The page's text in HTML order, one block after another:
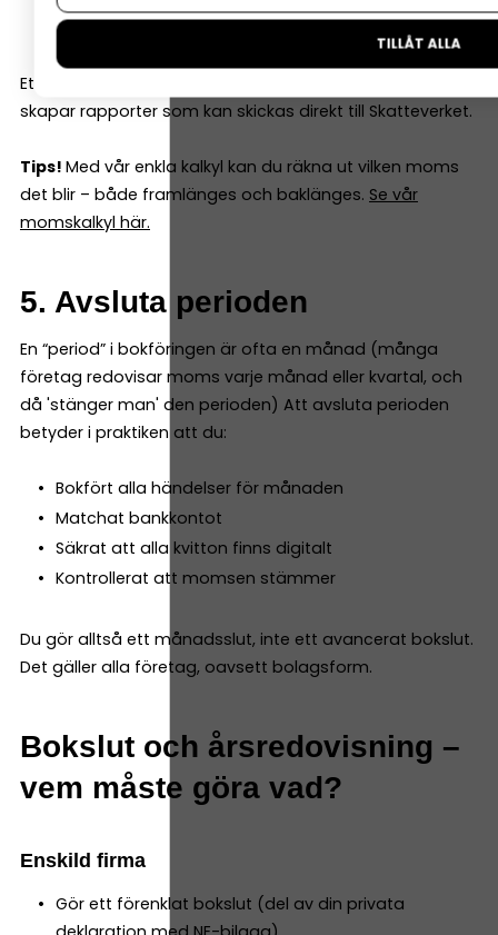
Årligen
Ett bokföringsprogram räknar ut momsen åt dig och
skapar rapporter som kan skickas direkt till Skatteverket.
Tips! Med vår enkla kalkyl kan du räkna ut vilken moms
det blir – både framlänges och baklänges. Se vår
momskalkyl här.
5. Avsluta perioden
En “period” i bokföringen är ofta en månad (många
företag redovisar moms varje månad eller kvartal, och
då 'stänger man' den perioden) Att avsluta perioden
betyder i praktiken att du:
Bokfört alla händelser för månaden
Matchat bankkontot
Säkrat att alla kvitton finns digitalt
Kontrollerat att momsen stämmer
Du gör alltså ett månadsslut, inte ett avancerat bokslut.
Det gäller alla företag, oavsett bolagsform.
Bokslut och årsredovisning –
vem måste göra vad?
Enskild firma
Gör ett förenklat bokslut (del av din privata
TILLÅT ALLA